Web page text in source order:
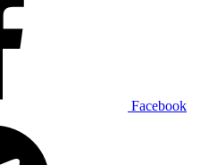
Facebook